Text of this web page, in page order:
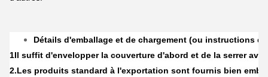
Détails d'emballage et de chargement (ou instructions
1Il suffit d'envelopper la couverture d'abord et de la serrer
2.Les produits standard à l'exportation sont fournis bien